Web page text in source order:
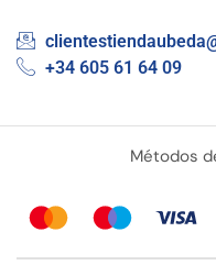
+34 605 61 64 09
Métodos